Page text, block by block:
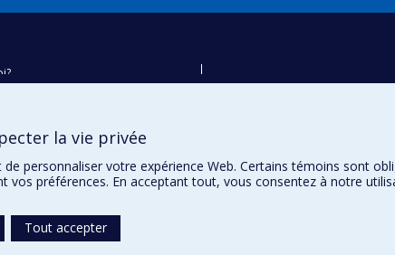
la vie privée
de personnaliser votre expérience Web. Certains témoins sont
vos préférences. En acceptant tout, vous consentez à notre
Tout accepter